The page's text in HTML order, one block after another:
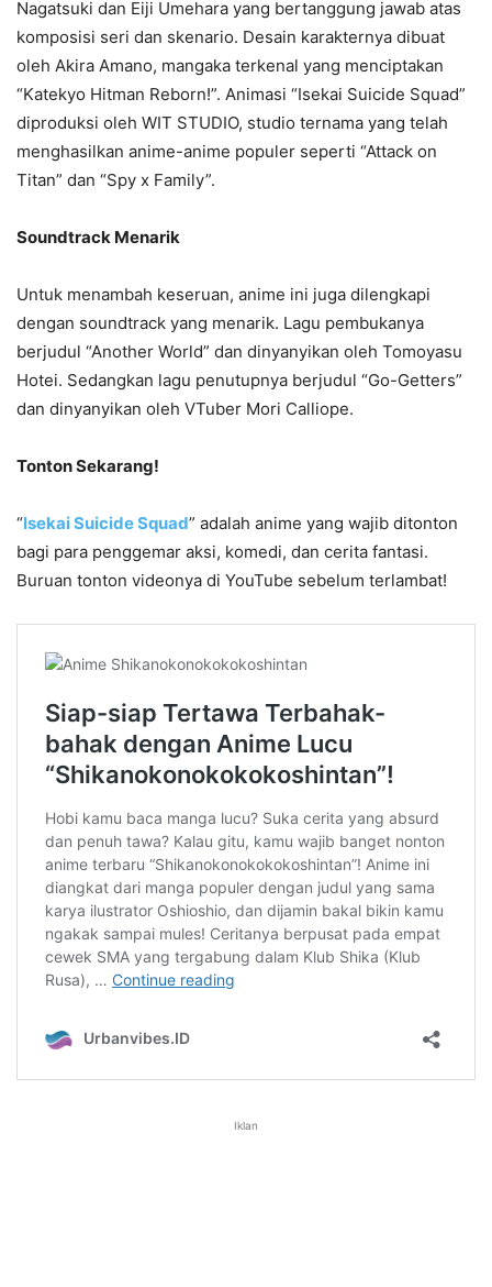
Nagatsuki dan Eiji Umehara yang bertanggung jawab atas
komposisi seri dan skenario. Desain karakternya dibuat
oleh Akira Amano, mangaka terkenal yang menciptakan
“Katekyo Hitman Reborn!”. Animasi “Isekai Suicide Squad”
diproduksi oleh WIT STUDIO, studio ternama yang telah
menghasilkan anime-anime populer seperti “Attack on
Titan” dan “Spy x Family”.
Soundtrack Menarik
Untuk menambah keseruan, anime ini juga dilengkapi
dengan soundtrack yang menarik. Lagu pembukanya
berjudul “Another World” dan dinyanyikan oleh Tomoyasu
Hotei. Sedangkan lagu penutupnya berjudul “Go-Getters”
dan dinyanyikan oleh VTuber Mori Calliope.
Tonton Sekarang!
“Isekai Suicide Squad” adalah anime yang wajib ditonton
bagi para penggemar aksi, komedi, dan cerita fantasi.
Buruan tonton videonya di YouTube sebelum terlambat!
Iklan